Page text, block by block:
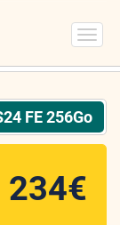
FE 256Go
234€